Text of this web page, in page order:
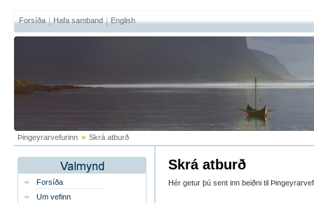
Forsíða Hafa samband English
Þingeyrarvefurinn > Skrá atburð
Forsíða
Um vefinn
Skrá atburð
Hér getur þú sent inn beiðni til